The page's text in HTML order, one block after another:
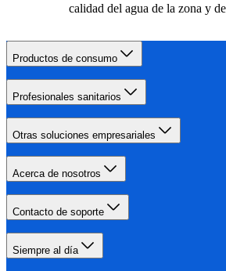
calidad del agua de la zona y
Productos de consumo
Profesionales sanitarios
Otras soluciones empresariales
Acerca de nosotros
Contacto de soporte
Siempre al día